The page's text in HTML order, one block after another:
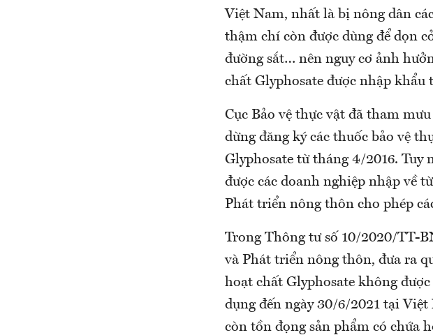
Việt Nam, nhất là bị nông dân
thậm chí còn được dùng để dọn
đường sắt… nên nguy cơ ảnh
chất Glyphosate được nhập khẩu
Cục Bảo vệ thực vật đã tham
dừng đăng ký các thuốc bảo vệ
Glyphosate từ tháng 4/2016. Tuy
được các doanh nghiệp nhập về
Phát triển nông thôn cho phép
Trong Thông tư số 10/2020/TT-
và Phát triển nông thôn, đưa ra
hoạt chất Glyphosate không
dụng đến ngày 30/6/2021 tại
còn tồn đọng sản phẩm có chứa